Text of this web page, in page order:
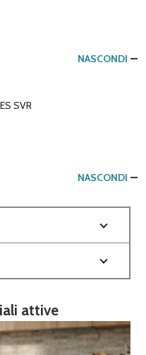
NASCONDI
SVR
NASCONDI
attive